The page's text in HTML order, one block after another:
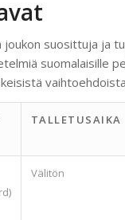
joukon suosittuja ja
suomalaisille
TALLETUSAIKA
Välitön